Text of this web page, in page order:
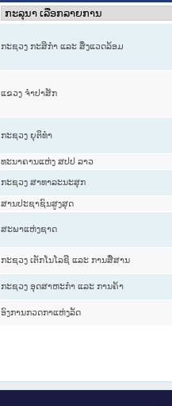
ກະຊວງ ກະສິກຳ ແລະ ສິ່ງແວດລ້ອມ
ແຂວງ ຈໍາປາສັກ
ກະຊວງ ຍຸຕິທໍາ
ທະນາຄານແຫ່ງ ສປປ ລາວ
ກະຊວງ ສາທາລະນະສຸກ
ສານປະຊາຊົນສູງສຸດ
ສະພາແຫ່ງຊາດ
ກະຊວງ ເຕັກໂນໂລຊີ ແລະ ການສື່ສານ
ກະຊວງ ອຸດສາຫະກຳ ແລະ ການຄ້າ
ອົງການກວດກາແຫ່ງລັດ